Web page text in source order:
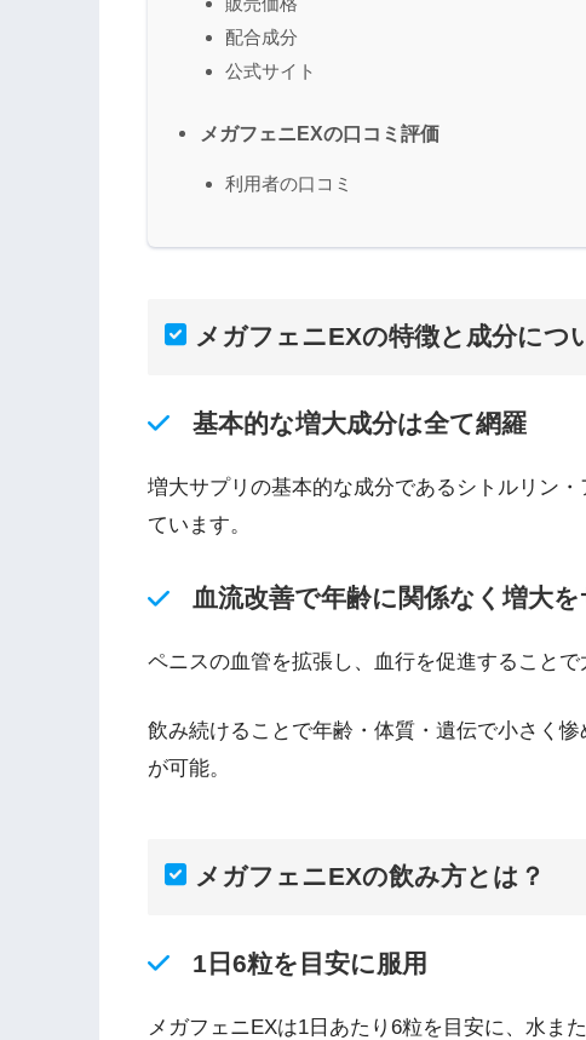
配合成分
公式サイト
メガフェニEXの口コミ評価
利用者の口コミ
メガフェニEXの特徴と成分につ
基本的な増大成分は全て網羅
増大サプリの基本的な成分であるシトルリン
ています。
血流改善で年齢に関係なく増大を
ペニスの血管を拡張し、血行を促進すること
飲み続けることで年齢・体質・遺伝で小さく
が可能。
メガフェニEXの飲み方とは？
1日6粒を目安に服用
メガフェニEXは1日あたり6粒を目安に、水ま